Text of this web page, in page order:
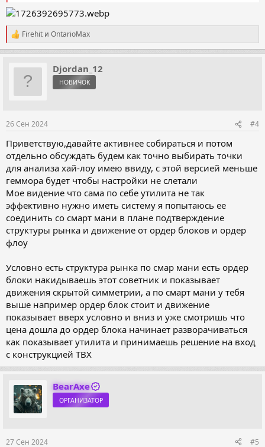
Р
е
а
и
Firehit и OntarioMax
Djordan_12
НОВИЧОК
26 Сен 2024 #4
Приветствую,давайте активнее собираться и потом
отдельно обсуждать будем как точно выбирать точки
для анализа хай-лоу имею ввиду, с этой версией меньше
геммора будет чтобы настройки не слетали
Мое видение что сама по себе утилита не так
эффективно нужно иметь систему я попытаюсь ее
соединить со смарт мани в плане подтверждение
структуры рынка и движение от ордер блоков и ордер
флоу
Условно есть структура рынка по смар мани есть ордер
блоки накидываешь этот советник и показывает
движения скрытой симметрии, а по смарт мани у тебя
выше например ордер блок стоит и движение
показывает вверх условно и вниз и уже смотришь что
цена дошла до ордер блока начинает разворачиваться
как показывает утилита и принимаешь решение на вход
с конструкцией ТВХ
BearAxe
ОРГАНИЗАТОР
27 Сен 2024 #5